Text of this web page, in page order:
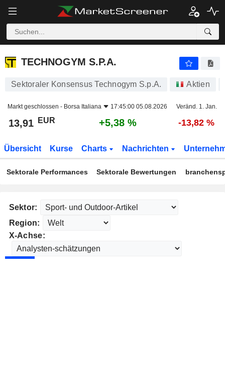
TECHNOGYM S.P.A.
TECHNOGYM S.P.A.
Sektoraler Konsensus Technogym S.p.A. Aktien
Markt geschlossen - Borsa Italiana 17:45:00 05.08.2026 Veränd. 1. Jan.
13,91 EUR +5,38 % -13,82 %
Übersicht Kurse Charts Nachrichten
Sektorale Performances Sektorale Bewertungen
Sektor:
Region:
X-Achse: